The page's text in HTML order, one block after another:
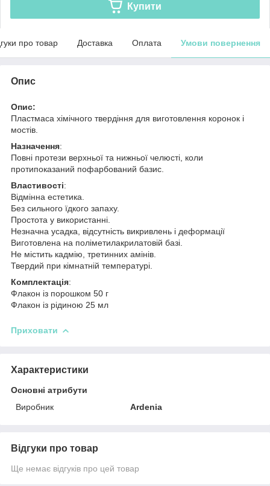
Купити
про товар Доставка Оплата Умови повернення
Опис
Опис:
Пластмаса хімічного твердіння для виготовлення коронок і
мостів.
Назначення:
Повні протези верхньої та нижньої челюсті, коли
протипоказаний пофарбований базис.
Властивості:
Відмінна естетика.
Без сильного їдкого запаху.
Простота у використанні.
Незначна усадка, відсутність викривлень і деформації
Виготовлена на поліметилакрилатовій базі.
Не містить кадмію, третинних амінів.
Твердий при кімнатній температурі.
Комплектація:
Флакон із порошком 50 г
Флакон із рідиною 25 мл
Приховати
Характеристики
Основні атрибути
Виробник
Ardenia
Відгуки про товар
Ще немає відгуків про цей товар